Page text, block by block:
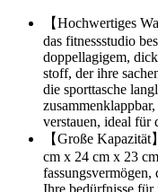
【Hochwertiges
das fitnessstudio
doppellagigem,
stoff, der ihre
die sporttasche
verstauen, ideal für
【Große Kapazität
cm x 24 cm x 23
fassungsvermögen,
Ihre bedürfnisse für